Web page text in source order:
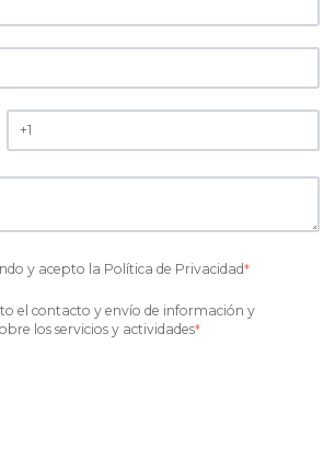
y acepto la Política de Privacidad*
el contacto y envío de información y
los servicios y actividades*